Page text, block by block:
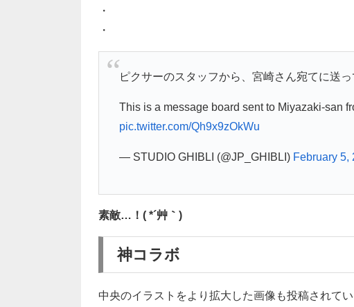
・
・
ピクサーのスタッフから、宮崎さん宛てに送
This is a message board sent to Miyazaki-san
pic.twitter.com/Qh9x9zOkWu
— STUDIO GHIBLI (@JP_GHIBLI) February 5,
素敵…！( *´艸｀)
神コラボ
中央のイラストをより拡大した画像も投稿されてい